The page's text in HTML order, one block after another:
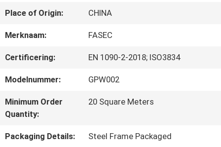
ONS
KWALITEITSCONTROLE
CONTACTEER
ONS
Place of Origin: CHINA
Merknaam: FASEC
Certificering: EN 1090-2-2018; ISO3834
Modelnummer: GPW002
Minimum Order
Quantity:
20 Square Meters
Packaging Details: Steel Frame Packaged